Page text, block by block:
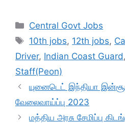
c
e
b
o
o
k
at
s
A
p
p
e
gr
a
ar
e
Categories
Central Govt Jobs
Tags
10th jobs, 12th jobs,
Driver, Indian Coast Guard,
Staff(Peon)
யுனைடெட் இந்தியா
வேலைவாய்ப்பு 2023
மத்திய அரசு சேமிப்பு